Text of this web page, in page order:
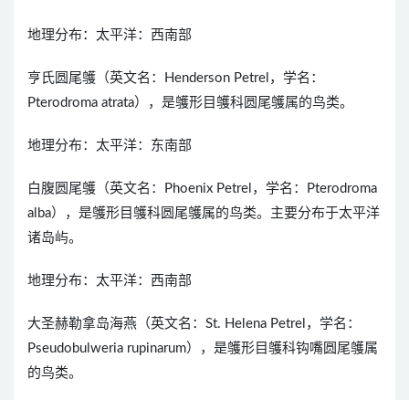
地理分布：太平洋：西南部
亨氏圆尾鹱（英文名：Henderson Petrel，学名：
Pterodroma atrata），是鹱形目鹱科圆尾鹱属的鸟类。
地理分布：太平洋：东南部
白腹圆尾鹱（英文名：Phoenix Petrel，学名：Pterodroma
alba），是鹱形目鹱科圆尾鹱属的鸟类。主要分布于太平洋
诸岛屿。
地理分布：太平洋：西南部
大圣赫勒拿岛海燕（英文名：St. Helena Petrel，学名：
Pseudobulweria rupinarum），是鹱形目鹱科钩嘴圆尾鹱属
的鸟类。